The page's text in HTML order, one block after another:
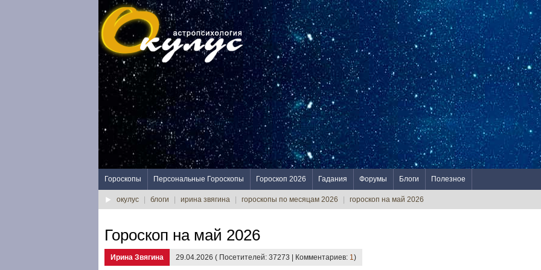
Гороскопы Персональные Гороскопы Гороскоп 2026 Гадания Форумы Блоги Полезное
окулус блоги ирина звягина гороскопы по месяцам 2026 гороскоп на май 2026
Гороскоп на май 2026
Ирина Звягина 29.04.2026 ( Посетителей: 37273 | Комментариев: 1)